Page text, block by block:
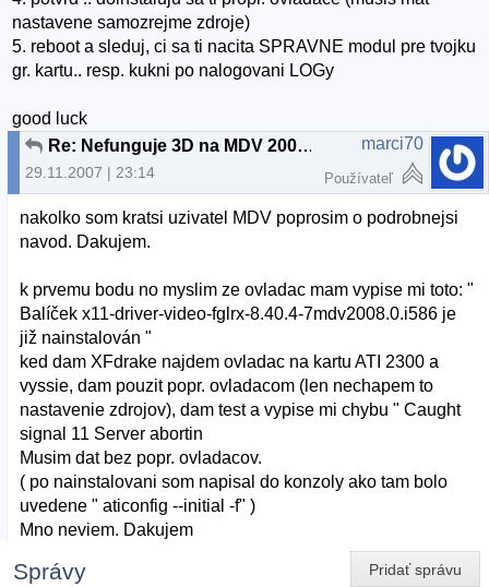
nastavene samozrejme zdroje)
5. reboot a sleduj, ci sa ti nacita SPRAVNE modul pre tvojku
gr. kartu.. resp. kukni po nalogovani LOGy
good luck
Re: Nefunguje 3D na MDV 2008 PWP
29.11.2007 | 23:14
marci70
Používateľ
nakolko som kratsi uzivatel MDV poprosim o podrobnejsi
navod. Dakujem.
k prvemu bodu no myslim ze ovladac mam vypise mi toto: "
Balíček x11-driver-video-fglrx-8.40.4-7mdv2008.0.i586 je
již nainstalován "
ked dam XFdrake najdem ovladac na kartu ATI 2300 a
vyssie, dam pouzit popr. ovladacom (len nechapem to
nastavenie zdrojov), dam test a vypise mi chybu " Caught
signal 11 Server abortin
Musim dat bez popr. ovladacov.
( po nainstalovani som napisal do konzoly ako tam bolo
uvedene " aticonfig --initial -f" )
Mno neviem. Dakujem
Pridať správu
Správy